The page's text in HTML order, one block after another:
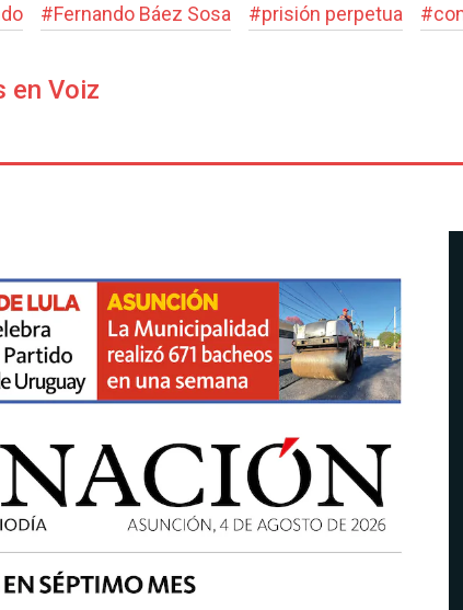
#Fernando Báez Sosa #prisión perpetua #
en Voiz